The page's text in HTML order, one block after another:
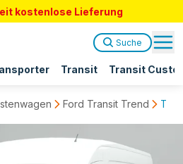
kostenlose Lieferung
Transit Transit
Suche
Ford Transit Trend